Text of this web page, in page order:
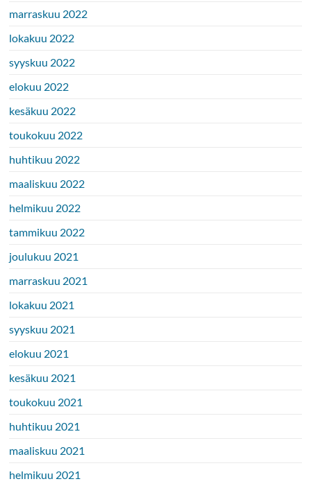
marraskuu 2022
lokakuu 2022
syyskuu 2022
elokuu 2022
kesäkuu 2022
toukokuu 2022
huhtikuu 2022
maaliskuu 2022
helmikuu 2022
tammikuu 2022
joulukuu 2021
marraskuu 2021
lokakuu 2021
syyskuu 2021
elokuu 2021
kesäkuu 2021
toukokuu 2021
huhtikuu 2021
maaliskuu 2021
helmikuu 2021